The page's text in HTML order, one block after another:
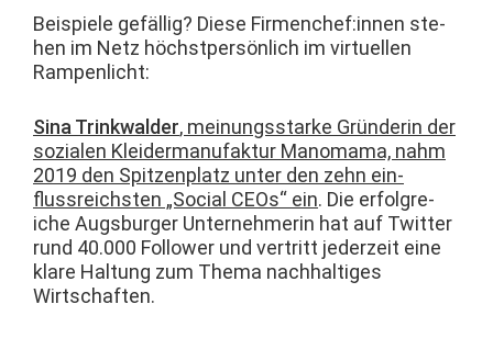
Beispiele gefäl­lig? Diese Firmenchef:innen ste­
hen im Netz höch­st­per­sön­lich im virtuellen
Rampenlicht:
Sina Trinkwalder, mei­n­ungsstarke Grün­derin der
sozialen Klei­der­man­u­fak­tur Manoma­ma, nahm
2019 den Spitzen­platz unter den zehn ein­
flussre­ich­sten „Social CEOs“ ein. Die erfol­gre­
iche Augs­burg­er Unternehmerin hat auf Twit­ter
rund 40.000 Fol­low­er und ver­tritt jed­erzeit eine
klare Hal­tung zum The­ma nach­haltiges
Wirtschaften.